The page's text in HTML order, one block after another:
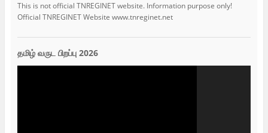
This is not official TNREGINET website. Information purpose only!
Official TNREGINET Website www.tnreginet.net
தமிழ் வருட பிறப்பு 2026